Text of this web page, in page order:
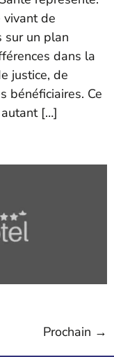
vivant de
sur un plan
dans la
justice, de
bénéficiaires. Ce
[…]
Prochain →